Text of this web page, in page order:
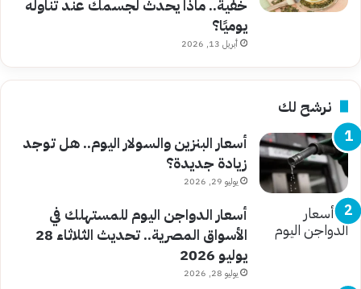
خفية.. ماذا يحدث لجسمك عند تناوله
يوميًا؟
أبريل 13, 2026
نرشح لك
أسعار البنزين والسولار اليوم.. هل توجد
زيادة جديدة؟
يوليو 29, 2026
أسعار الدواجن اليوم للمستهلك في
الأسواق المصرية.. تحديث الثلاثاء 28
يوليو 2026
يوليو 28, 2026